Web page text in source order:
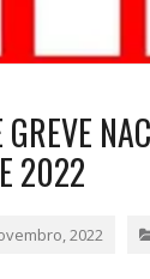
GREVE
2022
2022